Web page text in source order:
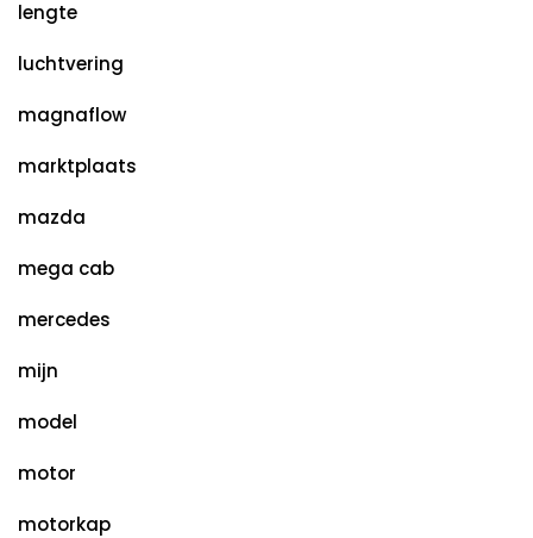
lengte
luchtvering
magnaflow
marktplaats
mazda
mega cab
mercedes
mijn
model
motor
motorkap